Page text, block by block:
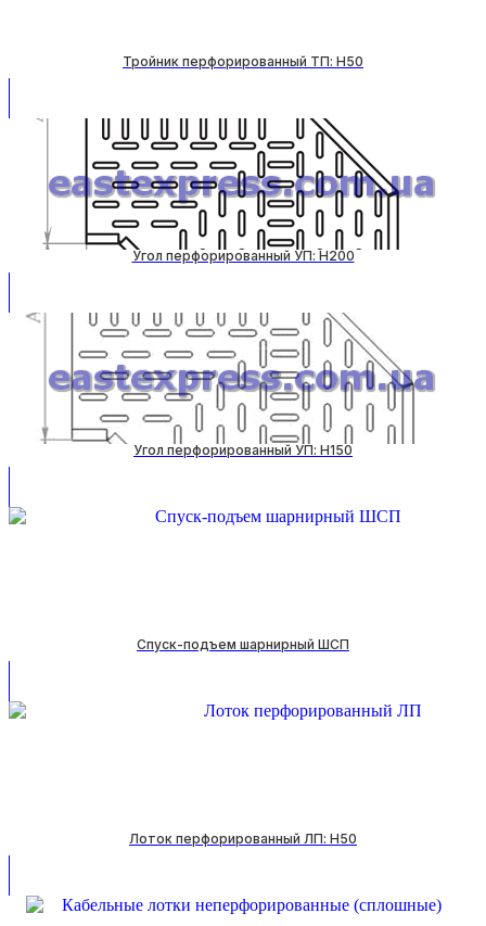
Тройник перфорированный ТП: H50
Угол перфорированный УП: H200
Угол перфорированный УП: H150
Спуск-подъем шарнирный ШСП
Лоток перфорированный ЛП: H50